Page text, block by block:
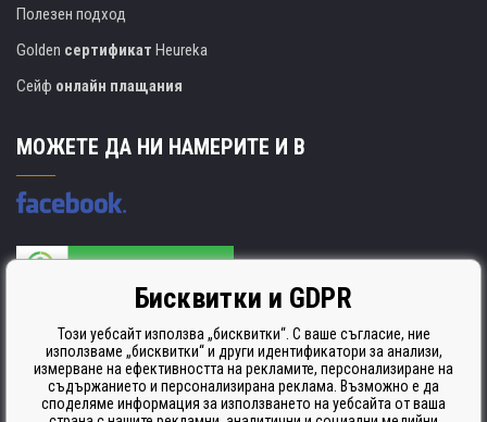
Полезен подход
Golden сертификат Heureka
Сейф онлайн плащания
МОЖЕТЕ ДА НИ НАМЕРИТЕ И В
Производителят на касети е сертифициран
ISO 9001. ISO 14001 и STMC.
Бисквитки и GDPR
Този уебсайт използва „бисквитки“. С ваше съгласие, ние
използваме „бисквитки“ и други идентификатори за анализи,
измерване на ефективността на рекламите, персонализиране на
съдържанието и персонализирана реклама. Възможно е да
споделяме информация за използването на уебсайта от ваша